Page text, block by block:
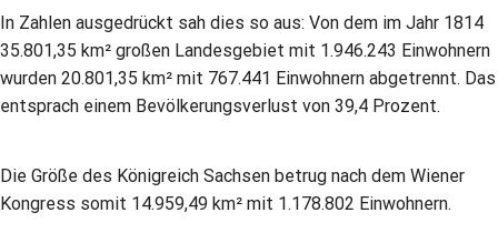
In Zahlen ausgedrückt sah dies so aus: Von dem im Jahr 1814
35.801,35 km² großen Landesgebiet mit 1.946.243 Einwohnern
wurden 20.801,35 km² mit 767.441 Einwohnern abgetrennt. Das
entsprach einem Bevölkerungsverlust von 39,4 Prozent.
Die Größe des Königreich Sachsen betrug nach dem Wiener
Kongress somit 14.959,49 km² mit 1.178.802 Einwohnern.